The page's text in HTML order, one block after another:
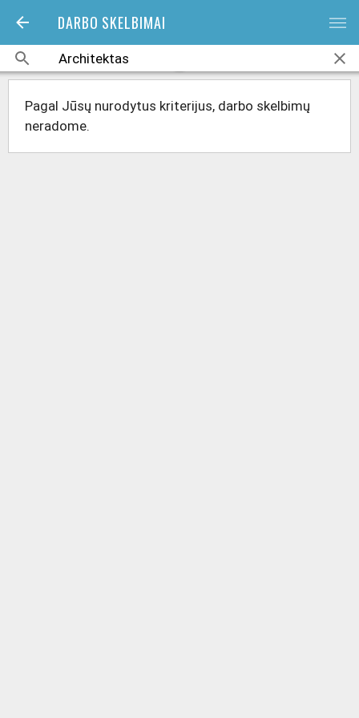
DARBO SKELBIMAI bars
Pagal Jūsų nurodytus kriterijus, darbo skelbimų
neradome.